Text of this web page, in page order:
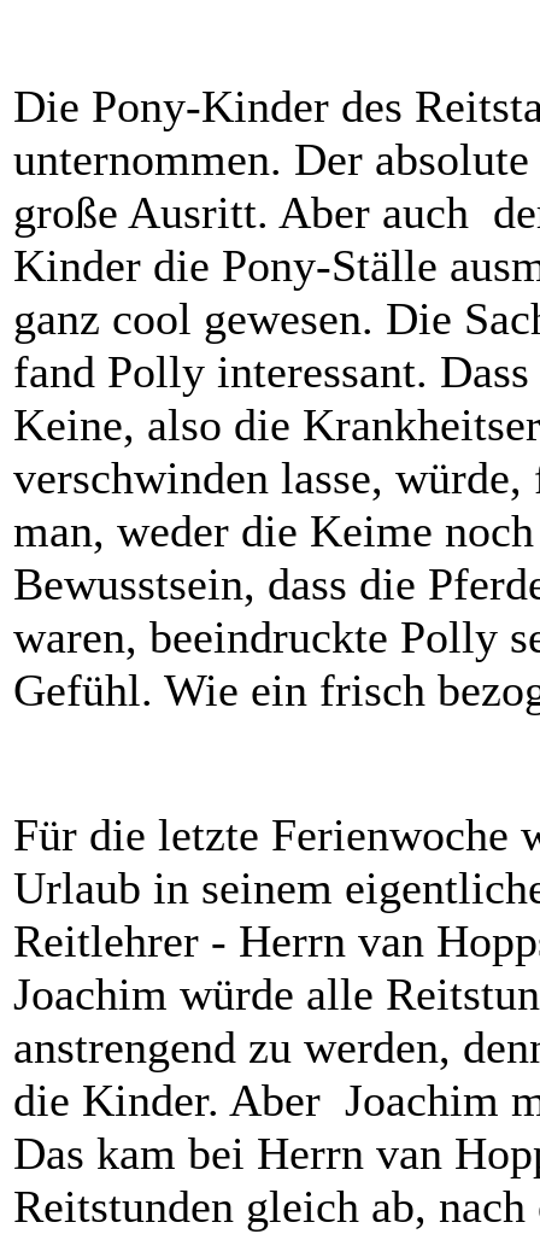
Die Pony-Kinder des
unternommen. Der
große Ausritt. Aber auch
Kinder die Pony-Ställe
ganz cool gewesen. Die
fand Polly interessant.
Keine, also die
verschwinden lasse,
man, weder die Keime
Bewusstsein, dass die
waren, beeindruckte Polly
Gefühl. Wie ein frisch
Für die letzte Ferienwoche
Urlaub in seinem
Reitlehrer - Herrn van
Joachim würde alle
anstrengend zu werden,
die Kinder. Aber Joachim
Das kam bei Herrn van
Reitstunden gleich ab, nach